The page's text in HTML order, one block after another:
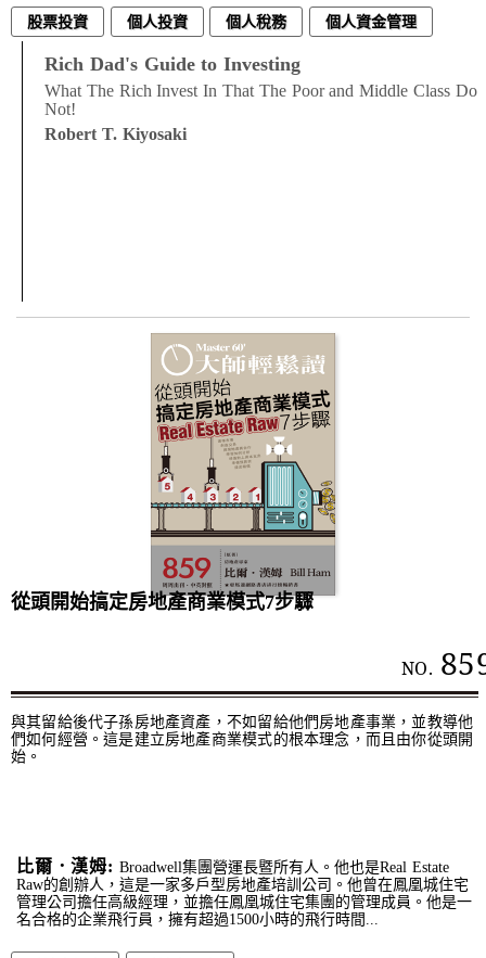
股票投資 個人投資 個人稅務 個人資金管理
Rich Dad's Guide to Investing
What The Rich Invest In That The Poor and Middle Class Do
Not!
Robert T. Kiyosaki
從頭開始搞定房地產商業模式7步驟
NO.
與其留給後代子孫房地產資產，不如留給他們房地產事業，並教導他
們如何經營。這是建立房地產商業模式的根本理念，而且由你從頭開
始。
比爾．漢姆: Broadwell集團營運長暨所有人。他也是Real Estate
Raw的創辦人，這是一家多戶型房地產培訓公司。他曾在鳳凰城住宅
管理公司擔任高級經理，並擔任鳳凰城住宅集團的管理成員。他是一
名合格的企業飛行員，擁有超過1500小時的飛行時間...